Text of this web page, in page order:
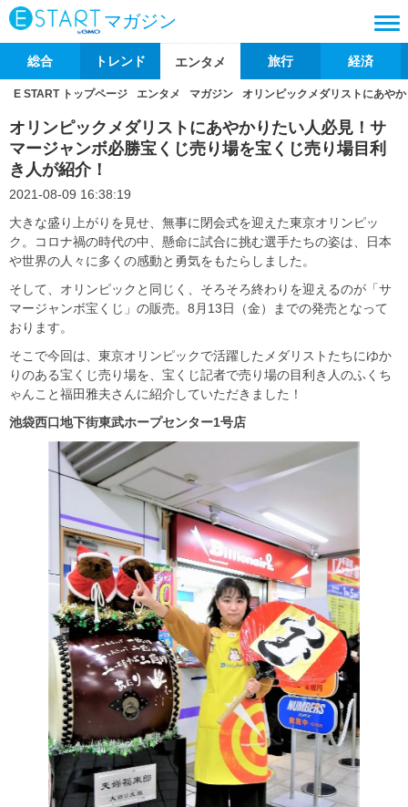
マガジン
総合 トレンド エンタメ 旅行 経済
E START トップページ エンタメ マガジン オリンピックメダリストにあや
オリンピックメダリストにあやかりたい人必見！サ
マージャンボ必勝宝くじ売り場を宝くじ売り場目利
き人が紹介！
2021-08-09 16:38:19
大きな盛り上がりを見せ、無事に閉会式を迎えた東京オリンピッ
ク。コロナ禍の時代の中、懸命に試合に挑む選手たちの姿は、日本
や世界の人々に多くの感動と勇気をもたらしました。
そして、オリンピックと同じく、そろそろ終わりを迎えるのが「サ
マージャンボ宝くじ」の販売。8月13日（金）までの発売となって
おります。
そこで今回は、東京オリンピックで活躍したメダリストたちにゆか
りのある宝くじ売り場を、宝くじ記者で売り場の目利き人のふくち
ゃんこと福田雅夫さんに紹介していただきました！
池袋西口地下街東武ホープセンター1号店